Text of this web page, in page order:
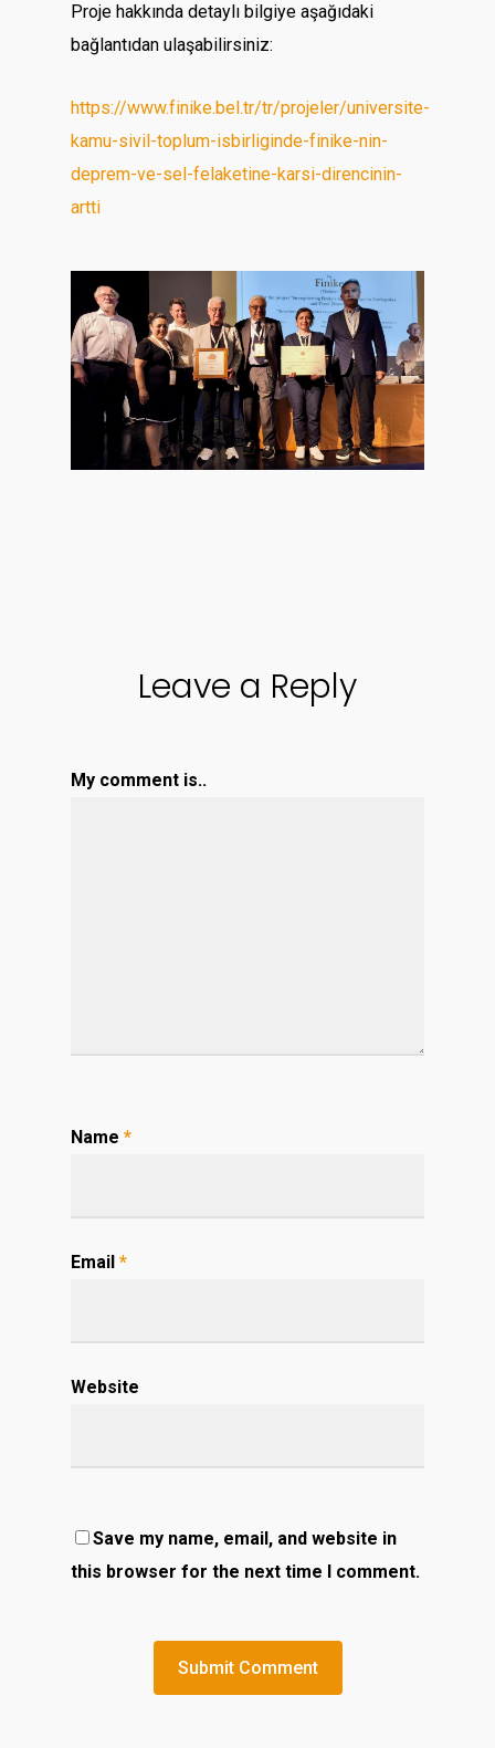
Proje hakkında detaylı bilgiye aşağıdaki
bağlantıdan ulaşabilirsiniz:
https://www.finike.bel.tr/tr/projeler/universite-
kamu-sivil-toplum-isbirliginde-finike-nin-
deprem-ve-sel-felaketine-karsi-direncinin-
artti
Leave a Reply
My comment is..
Name *
Email *
Website
Save my name, email, and website in
this browser for the next time I comment.